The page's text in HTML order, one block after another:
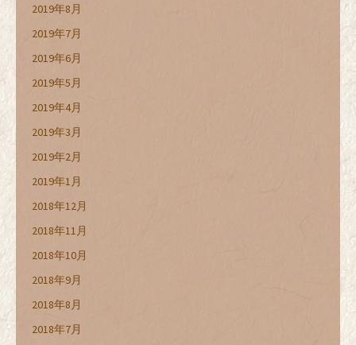
2019年8月
2019年7月
2019年6月
2019年5月
2019年4月
2019年3月
2019年2月
2019年1月
2018年12月
2018年11月
2018年10月
2018年9月
2018年8月
2018年7月